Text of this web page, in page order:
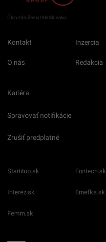
Člen združenia IAB Slovakia
Kontakt Inzercia
O nás Redakcia
Kariéra
Spravovať notifikácie
Zrušiť predplatné
Startitup.sk Fontech.sk
Interez.sk Emefka.sk
Femm.sk